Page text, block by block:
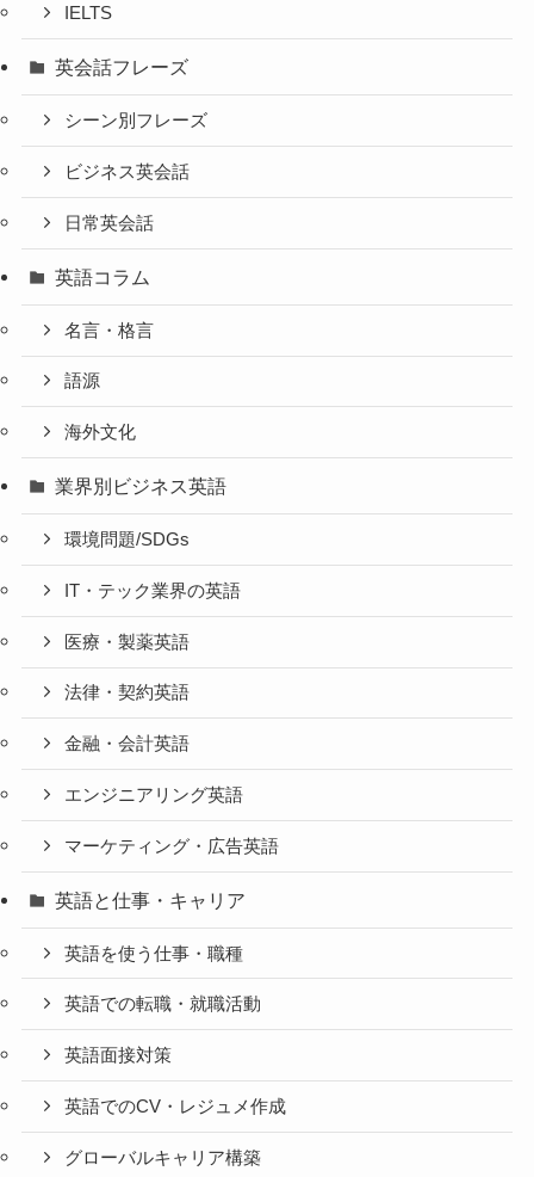
IELTS
英会話フレーズ
シーン別フレーズ
ビジネス英会話
日常英会話
英語コラム
名言・格言
語源
海外文化
業界別ビジネス英語
環境問題/SDGs
IT・テック業界の英語
医療・製薬英語
法律・契約英語
金融・会計英語
エンジニアリング英語
マーケティング・広告英語
英語と仕事・キャリア
英語を使う仕事・職種
英語での転職・就職活動
英語面接対策
英語でのCV・レジュメ作成
グローバルキャリア構築